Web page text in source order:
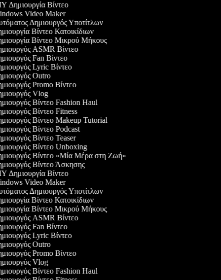
Δημιουργία Βίντεο
Video Maker
Δημιουργός Υποτίτλων
Βίντεο Κατοικίδιων
Βίντεο Μικρού Μήκους
ASMR Βίντεο
Fan Βίντεο
Lyric Βίντεο
Outro
Promo Βίντεο
Vlog
Βίντεο Fashion Haul
Βίντεο Fitness
Βίντεο Makeup Tutorial
Βίντεο Podcast
Βίντεο Teaser
Βίντεο Unboxing
Βίντεο «Μία Μέρα στη Ζωή»
Βίντεο Άσκησης
Δημιουργία Βίντεο
Video Maker
Δημιουργός Υποτίτλων
Βίντεο Κατοικίδιων
Βίντεο Μικρού Μήκους
ASMR Βίντεο
Fan Βίντεο
Lyric Βίντεο
Outro
Promo Βίντεο
Vlog
Βίντεο Fashion Haul